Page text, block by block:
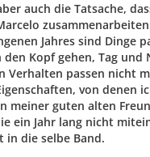
auch die Tatsache,
Jahres sind Dinge
Kopf gehen, Tag und
Verhalten passen nicht
von denen
meiner guten alten
ein Jahr lang nicht
in die selbe Band.